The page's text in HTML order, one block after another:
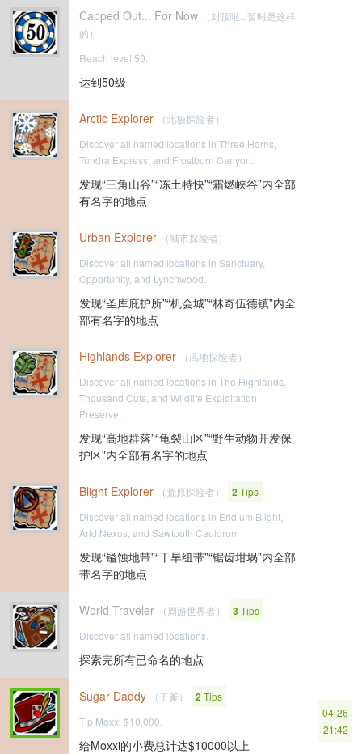
Capped Out... For Now
（封顶啦...暂时是这样
的）
Reach level 50.
达到50级
Arctic Explorer
（北极探险者）
Discover all named locations in Three Horns,
Tundra Express, and Frostburn Canyon.
发现“三角山谷”“冻土特快”“霜燃峡谷”内全部
有名字的地点
Urban Explorer
（城市探险者）
Discover all named locations in Sanctuary,
Opportunity, and Lynchwood.
发现“圣库庇护所”“机会城”“林奇伍德镇”内全
部有名字的地点
Highlands Explorer
（高地探险者）
Discover all named locations in The Highlands,
Thousand Cuts, and Wildlife Exploitation
Preserve.
发现“高地群落”“龟裂山区”“野生动物开发保
护区”内全部有名字的地点
Blight Explorer （荒原探险者） 2Tips
Discover all named locations in Eridium Blight,
Arid Nexus, and Sawtooth Cauldron.
发现“镒蚀地带”“干旱纽带”“锯齿坩埚”内全部
带名字的地点
World Traveler （周游世界者） 3Tips
Discover all named locations.
探索完所有已命名的地点
Sugar Daddy （干爹） 2Tips
Tip Moxxi $10,000.
给Moxxi的小费总计达$10000以上
04-26
21:42